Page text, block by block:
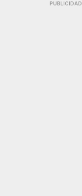
PUBLICIDAD